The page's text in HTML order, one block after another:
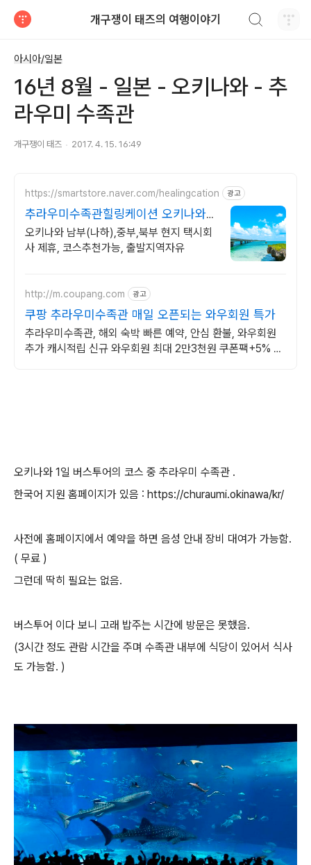
개구쟁이 태즈의 여행이야기
아시아/일본
16년 8월 - 일본 - 오키나와 - 추
라우미 수족관
개구쟁이 태즈 2017. 4. 15. 16:49
https://smartstore.naver.com/healingcation 광고
추라우미수족관힐링케이션 오키나와
현지법인
오키나와 남부(나하),중부,북부 현지 택시회
사 제휴, 코스추천가능, 출발지역자유
http://m.coupang.com 광고
쿠팡 추라우미수족관 매일 오픈되는 와우회원 특가
추라우미수족관, 해외 숙박 빠른 예약, 안심 환불, 와우회원
추가 캐시적립 신규 와우회원 최대 2만3천원 쿠폰팩+5% 추
오키나와 1일 버스투어의 코스 중 추라우미 수족관 .
한국어 지원 홈페이지가 있음 : https://churaumi.okinawa/kr/
사전에 홈페이지에서 예약을 하면 음성 안내 장비 대여가 가능함.
( 무료 )
그런데 딱히 필요는 없음.
버스투어 이다 보니 고래 밥주는 시간에 방문은 못했음.
(3시간 정도 관람 시간을 주며 수족관 내부에 식당이 있어서 식사
도 가능함. )